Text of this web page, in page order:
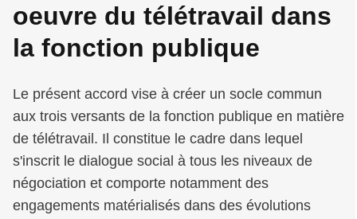
oeuvre du télétravail dans
la fonction publique
Le présent accord vise à créer un socle commun
aux trois versants de la fonction publique en matière
de télétravail. Il constitue le cadre dans lequel
s'inscrit le dialogue social à tous les niveaux de
négociation et comporte notamment des
engagements matérialisés dans des évolutions